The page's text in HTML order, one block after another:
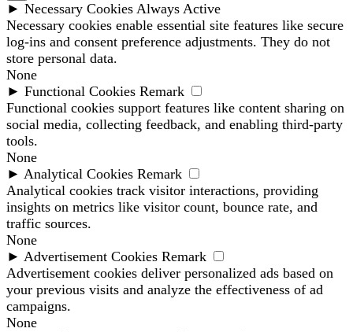
► Necessary Cookies Always Active
Necessary cookies enable essential site features like secure
log-ins and consent preference adjustments. They do not
store personal data.
None
► Functional Cookies Remark
Functional cookies support features like content sharing on
social media, collecting feedback, and enabling third-party
tools.
None
► Analytical Cookies Remark
Analytical cookies track visitor interactions, providing
insights on metrics like visitor count, bounce rate, and
traffic sources.
None
► Advertisement Cookies Remark
Advertisement cookies deliver personalized ads based on
your previous visits and analyze the effectiveness of ad
campaigns.
None